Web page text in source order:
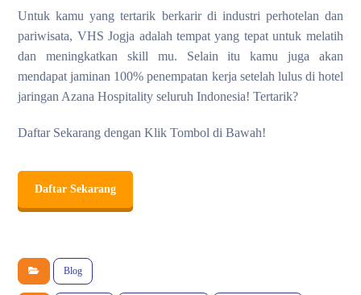
Untuk kamu yang tertarik berkarir di industri perhotelan dan
pariwisata, VHS Jogja adalah tempat yang tepat untuk melatih
dan meningkatkan skill mu. Selain itu kamu juga akan
mendapat jaminan 100% penempatan kerja setelah lulus di hotel
jaringan Azana Hospitality seluruh Indonesia! Tertarik?
Daftar Sekarang dengan Klik Tombol di Bawah!
Daftar Sekarang
Blog